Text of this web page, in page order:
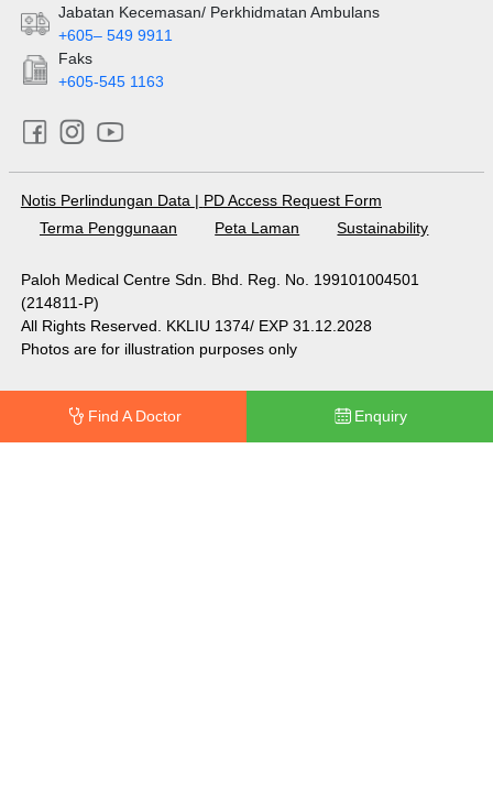
Jabatan Kecemasan/ Perkhidmatan Ambulans
+605– 549 9911
Faks
+605-545 1163
Notis Perlindungan Data | PD Access Request Form
Terma Penggunaan
Peta Laman Sustainability
Paloh Medical Centre Sdn. Bhd. Reg. No. 199101004501
(214811-P)
All Rights Reserved. KKLIU 1374/ EXP 31.12.2028
Photos are for illustration purposes only
Find A Doctor Enquiry